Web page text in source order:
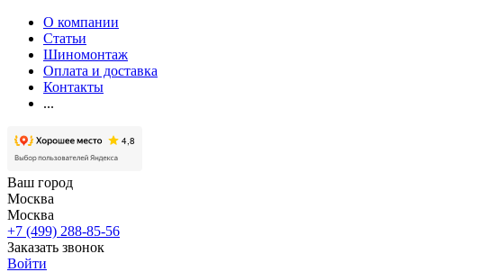
О компании
Статьи
Шиномонтаж
Оплата и доставка
Контакты
...
Ваш город
Москва
Москва
+7 (499) 288-85-56
Заказать звонок
Войти